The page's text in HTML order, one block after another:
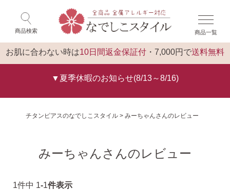
商品検索 商品一覧
お肌に合わない時は10日間返金保証付 ・7,000円で送料無料
▼夏季休暇のお知らせ(8/13～8/16)
閉じる
ゲスト 様 こんにちは
チタンピアスのなでしこスタイル みーちゃんさんのレビュー
みーちゃんさんのレビュー
1件中 1-1件表示